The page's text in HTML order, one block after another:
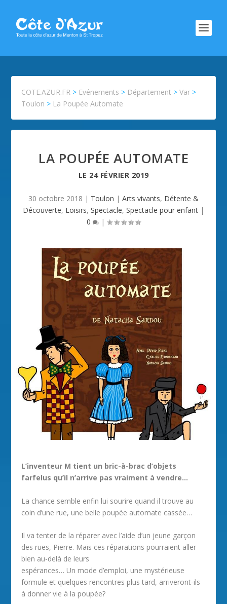
COTE.AZUR.FR > Evénements > Département >Var >
Toulon > La Poupée Automate
LA POUPÉE AUTOMATE
LE 24 FÉVRIER 2019
30 octobre 2018 | Toulon | Arts vivants, Détente &
Découverte, Loisirs, Spectacle, Spectacle pour enfant |
0
|
L’inventeur M tient un bric-à-brac d’objets
farfelus qu’il n’arrive pas vraiment à vendre…
La chance semble enfin lui sourire quand il trouve au
coin d’une rue, une belle poupée automate cassée…
Il va tenter de la réparer avec l’aide d’un jeune garçon
des rues, Pierre. Mais ces réparations pourraient aller
bien au-delà de leurs
espérances… Un mode d’emploi, une mystérieuse
formule et quelques rencontres plus tard, arriveront-ils
à donner vie à la poupée?